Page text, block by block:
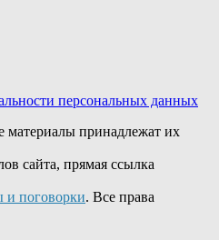
персональных данных
материалы принадлежат их
сайта, прямая ссылка
поговорки. Все права